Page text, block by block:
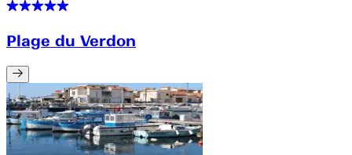
Plage du Verdon